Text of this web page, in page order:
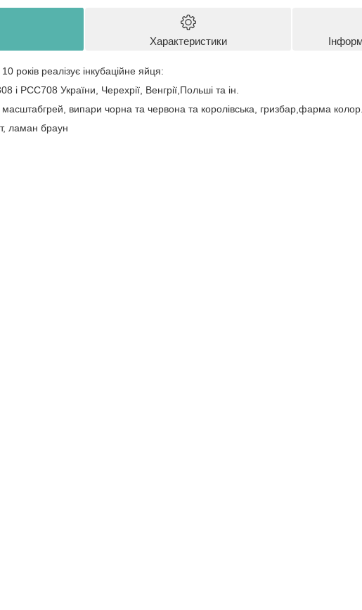
Характеристики
років реалізує інкубаційне яйця:
PCС708 України, Черехрії, Венгрії,Польші та ін.
випари чорна та червона та королівська, гризбар,фарма колор.
ламан браун